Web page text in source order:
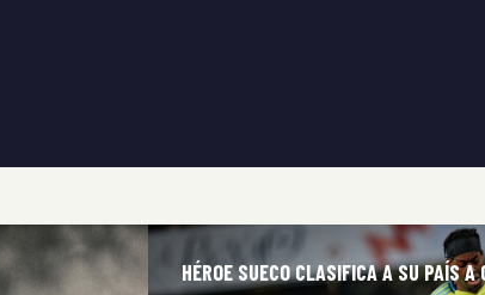
HÉROE SUECO CLASIFICA A SU PAÍS A